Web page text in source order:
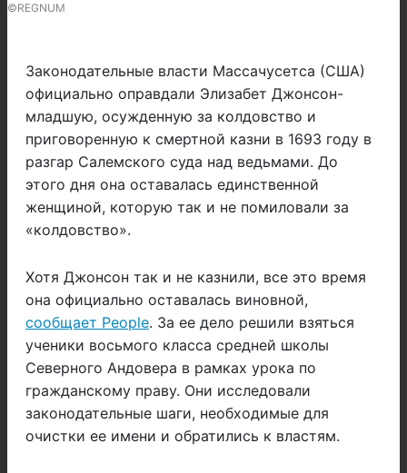
©REGNUM
Законодательные власти Массачусетса (США)
официально оправдали Элизабет Джонсон-
младшую, осужденную за колдовство и
приговоренную к смертной казни в 1693 году в
разгар Салемского суда над ведьмами. До
этого дня она оставалась единственной
женщиной, которую так и не помиловали за
«колдовство».
Хотя Джонсон так и не казнили, все это время
она официально оставалась виновной,
сообщает People. За ее дело решили взяться
ученики восьмого класса средней школы
Северного Андовера в рамках урока по
гражданскому праву. Они исследовали
законодательные шаги, необходимые для
очистки ее имени и обратились к властям.